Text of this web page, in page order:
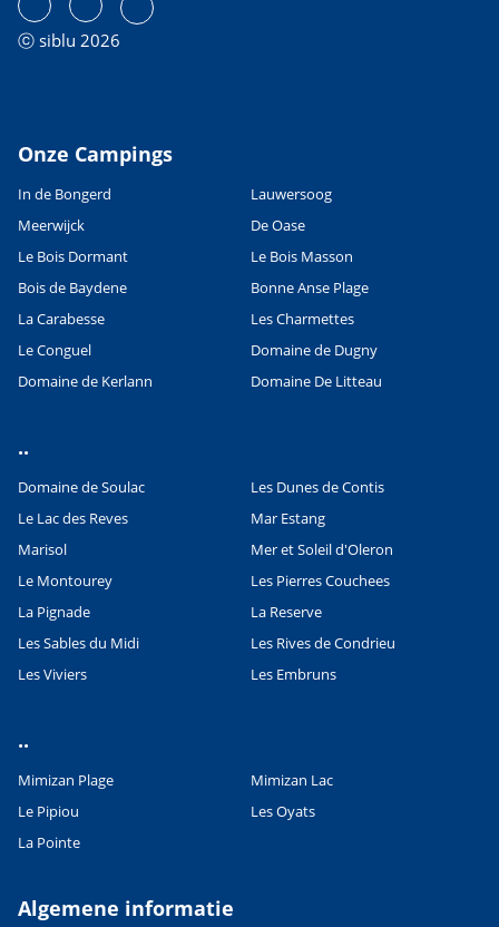
ⓒ siblu 2026
Onze Campings
In de Bongerd
Lauwersoog
Meerwijck
De Oase
Le Bois Dormant
Le Bois Masson
Bois de Baydene
Bonne Anse Plage
La Carabesse
Les Charmettes
Le Conguel
Domaine de Dugny
Domaine de Kerlann
Domaine De Litteau
..
Domaine de Soulac
Les Dunes de Contis
Le Lac des Reves
Mar Estang
Marisol
Mer et Soleil d'Oleron
Le Montourey
Les Pierres Couchees
La Pignade
La Reserve
Les Sables du Midi
Les Rives de Condrieu
Les Viviers
Les Embruns
..
Mimizan Plage
Mimizan Lac
Le Pipiou
Les Oyats
La Pointe
Algemene informatie